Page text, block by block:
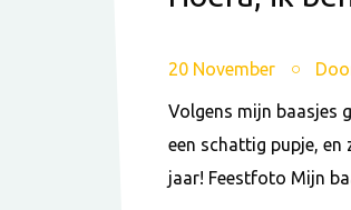
20 November
Volgens mijn baasjes
een schattig pupje, en
jaar! Feestfoto Mijn